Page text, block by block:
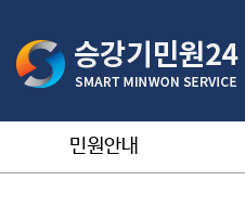
민원안내